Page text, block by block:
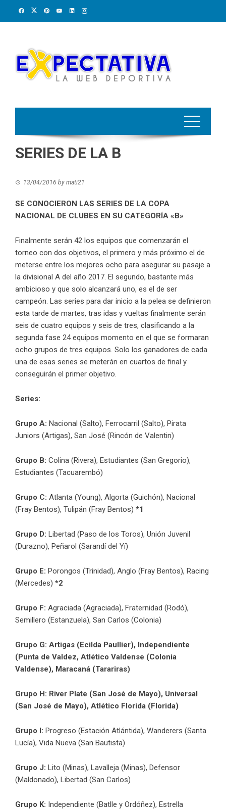
SERIES DE LA B
13/04/2016 by mati21
SE CONOCIERON LAS SERIES DE LA COPA
NACIONAL DE CLUBES EN SU CATEGORÍA «B»
Finalmente serán 42 los equipos que comenzarán el
torneo con dos objetivos, el primero y más próximo el de
meterse entre los mejores ocho para asegurar su pasaje a
la divisional A del año 2017. El segundo, bastante más
ambicioso y que solo alcanzará uno, es el de ser
campeón. Las series para dar inicio a la pelea se definieron
esta tarde de martes, tras idas y vueltas finalmente serán
seis de cuatro equipos y seis de tres, clasificando a la
segunda fase 24 equipos momento en el que se formaran
ocho grupos de tres equipos. Solo los ganadores de cada
una de esas series se meterán en cuartos de final y
conseguirán el primer objetivo.
Series:
Grupo A: Nacional (Salto), Ferrocarril (Salto), Pirata
Juniors (Artigas), San José (Rincón de Valentin)
Grupo B: Colina (Rivera), Estudiantes (San Gregorio),
Estudiantes (Tacuarembó)
Grupo C: Atlanta (Young), Algorta (Guichón), Nacional
(Fray Bentos), Tulipán (Fray Bentos) *1
Grupo D: Libertad (Paso de los Toros), Unión Juvenil
(Durazno), Peñarol (Sarandí del Yí)
Grupo E: Porongos (Trinidad), Anglo (Fray Bentos), Racing
(Mercedes) *2
Grupo F: Agraciada (Agraciada), Fraternidad (Rodó),
Semillero (Estanzuela), San Carlos (Colonia)
Grupo G: Artigas (Ecilda Paullier), Independiente
(Punta de Valdez, Atlético Valdense (Colonia
Valdense), Maracaná (Tarariras)
Grupo H: River Plate (San José de Mayo), Universal
(San José de Mayo), Atlético Florida (Florida)
Grupo I: Progreso (Estación Atlántida), Wanderers (Santa
Lucía), Vida Nueva (San Bautista)
Grupo J: Lito (Minas), Lavalleja (Minas), Defensor
(Maldonado), Libertad (San Carlos)
Grupo K: Independiente (Batlle y Ordóñez), Estrella